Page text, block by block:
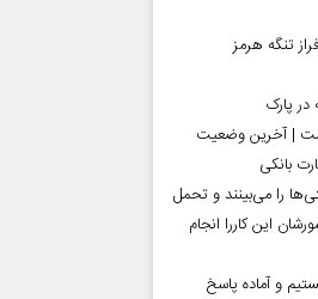
| آخرین وضعیت
بانکی
را می‌بینند و تحمل
این کاررا انجام
و آماده پاسخ